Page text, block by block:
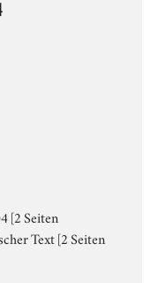
[2 Seiten
Text [2 Seiten